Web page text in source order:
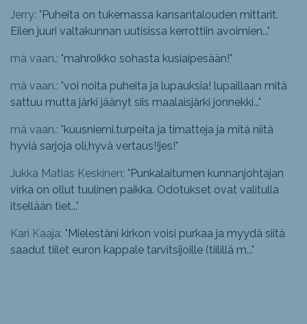
Jerry: "Puheita on tukemassa kansantalouden mittarit.
Eilen juuri valtakunnan uutisissa kerrottiin avoimien..."
mä vaan.: "mahroikko sohasta kusiaipesään!"
mä vaan.: "voi noita puheita ja lupauksia! lupaillaan mitä
sattuu mutta järki jäänyt siis maalaisjärki jonnekki..."
mä vaan.: "kuusniemi.turpeita ja timatteja ja mitä niitä
hyviä sarjoja oli,hyvä vertaus!!jes!"
Jukka Matias Keskinen: "Punkalaitumen kunnanjohtajan
virka on ollut tuulinen paikka. Odotukset ovat valitulla
itsellään tiet..."
Kari Kaaja: "Mielestäni kirkon voisi purkaa ja myydä siitä
saadut tiilet euron kappale tarvitsijoille (tiilillä m..."